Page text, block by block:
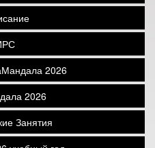
2026
2026
Занятия